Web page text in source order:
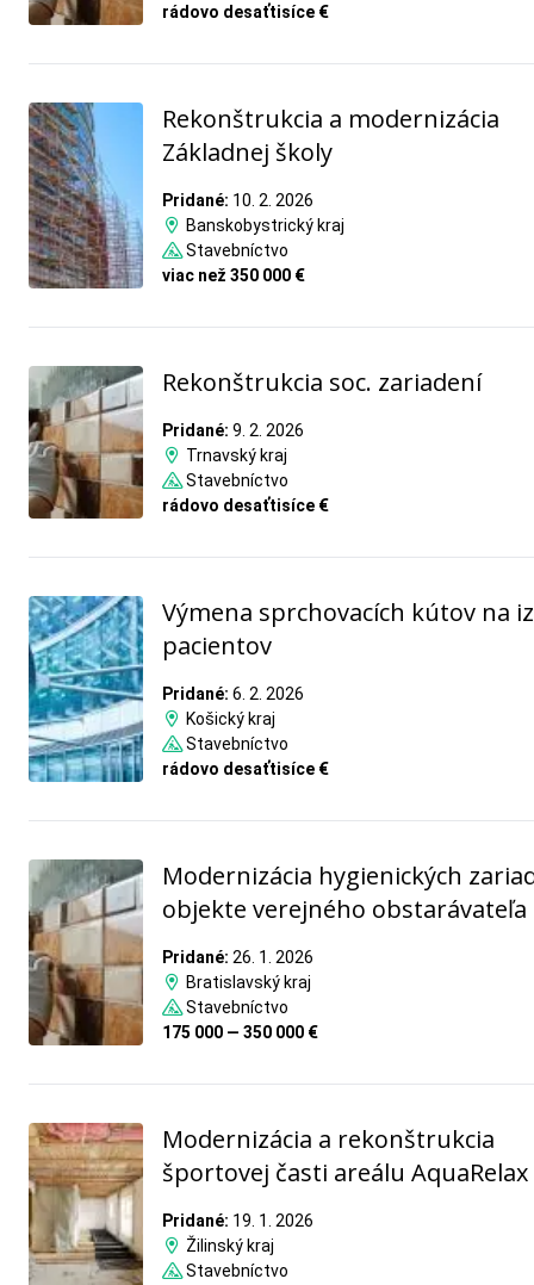
rádovo desaťtisíce €
Rekonštrukcia a modernizácia
Základnej školy
Pridané: 10. 2. 2026
Banskobystrický kraj
Stavebníctvo
viac než 350 000 €
Rekonštrukcia soc. zariadení
Pridané: 9. 2. 2026
Trnavský kraj
Stavebníctvo
rádovo desaťtisíce €
Výmena sprchovacích kútov na
pacientov
Pridané: 6. 2. 2026
Košický kraj
Stavebníctvo
rádovo desaťtisíce €
Modernizácia hygienických
objekte verejného obstarávateľa
Pridané: 26. 1. 2026
Bratislavský kraj
Stavebníctvo
175 000 — 350 000 €
Modernizácia a rekonštrukcia
športovej časti areálu AquaRelax
Pridané: 19. 1. 2026
Žilinský kraj
Stavebníctvo